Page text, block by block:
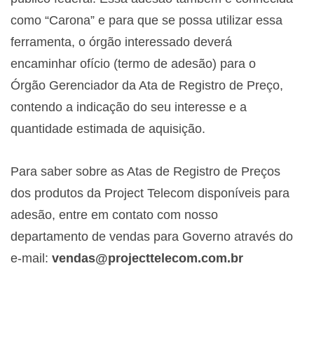
como “Carona” e para que se possa utilizar essa
ferramenta, o órgão interessado deverá
encaminhar ofício (termo de adesão) para o
Órgão Gerenciador da Ata de Registro de Preço,
contendo a indicação do seu interesse e a
quantidade estimada de aquisição.
Para saber sobre as Atas de Registro de Preços
dos produtos da Project Telecom disponíveis para
adesão, entre em contato com nosso
departamento de vendas para Governo através do
e-mail: vendas@projecttelecom.com.br